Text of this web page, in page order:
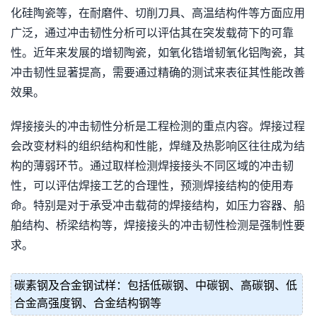
化硅陶瓷等，在耐磨件、切削刀具、高温结构件等方面应用
广泛，通过冲击韧性分析可以评估其在突发载荷下的可靠
性。近年来发展的增韧陶瓷，如氧化锆增韧氧化铝陶瓷，其
冲击韧性显著提高，需要通过精确的测试来表征其性能改善
效果。
焊接接头的冲击韧性分析是工程检测的重点内容。焊接过程
会改变材料的组织结构和性能，焊缝及热影响区往往成为结
构的薄弱环节。通过取样检测焊接接头不同区域的冲击韧
性，可以评估焊接工艺的合理性，预测焊接结构的使用寿
命。特别是对于承受冲击载荷的焊接结构，如压力容器、船
舶结构、桥梁结构等，焊接接头的冲击韧性检测是强制性要
求。
碳素钢及合金钢试样：包括低碳钢、中碳钢、高碳钢、低
合金高强度钢、合金结构钢等